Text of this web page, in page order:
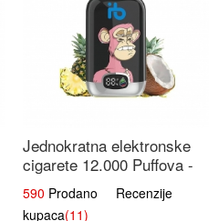
Jednokratna elektronske
cigarete 12.000 Puffova -
Ananas i Kokos Sladoled |
Tropski Desert
590 Prodano Recenzije
kupaca(11)